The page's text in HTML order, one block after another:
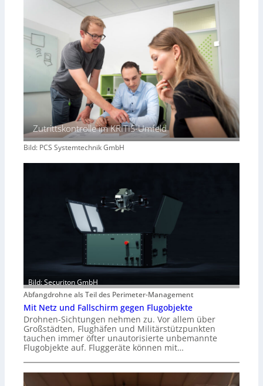
Zutrittskontrolle im KRITIS-Umfeld
Bild: PCS Systemtechnik GmbH
Bild: Securiton GmbH
Abfangdrohne als Teil des Perimeter-Management
Mit Netz und Fallschirm gegen Flugobjekte
Drohnen-Sichtungen nehmen zu. Vor allem über
Großstädten, Flughäfen und Militärstützpunkten
tauchen immer öfter unautorisierte unbemannte
Flugobjekte auf. Fluggeräte können mit…